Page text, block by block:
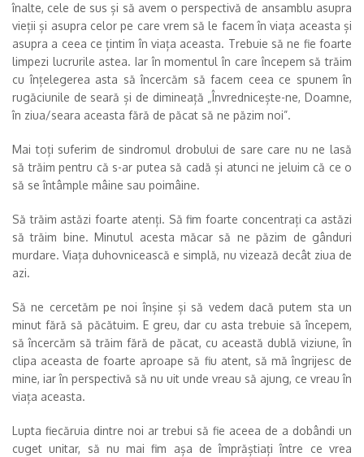
înalte, cele de sus și să avem o perspectivă de ansamblu asupra
vieții și asupra celor pe care vrem să le facem în viața aceasta și
asupra a ceea ce țintim în viața aceasta. Trebuie să ne fie foarte
limpezi lucrurile astea. Iar în momentul în care începem să trăim
cu înțelegerea asta să încercăm să facem ceea ce spunem în
rugăciunile de seară și de dimineață „Învrednicește-ne, Doamne,
în ziua/seara aceasta fără de păcat să ne păzim noi”.
Mai toți suferim de sindromul drobului de sare care nu ne lasă
să trăim pentru că s-ar putea să cadă și atunci ne jeluim că ce o
să se întâmple mâine sau poimâine.
Să trăim astăzi foarte atenți. Să fim foarte concentrați ca astăzi
să trăim bine. Minutul acesta măcar să ne păzim de gânduri
murdare. Viața duhovnicească e simplă, nu vizează decât ziua de
azi.
Să ne cercetăm pe noi înșine și să vedem dacă putem sta un
minut fără să păcătuim. E greu, dar cu asta trebuie să începem,
să încercăm să trăim fără de păcat, cu această dublă viziune, în
clipa aceasta de foarte aproape să fiu atent, să mă îngrijesc de
mine, iar în perspectivă să nu uit unde vreau să ajung, ce vreau în
viața aceasta.
Lupta fiecăruia dintre noi ar trebui să fie aceea de a dobândi un
cuget unitar, să nu mai fim așa de împrăștiați între ce vrea